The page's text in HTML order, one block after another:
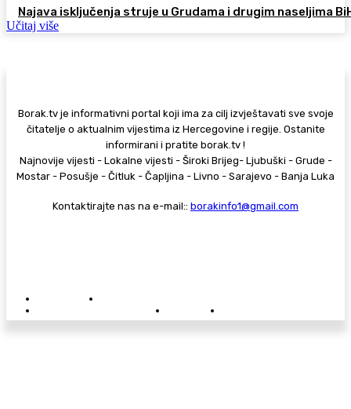
Najava isključenja struje u Grudama i drugim naseljima
Učitaj više
Borak.tv je informativni portal koji ima za cilj izvještavati sve svoje
čitatelje o aktualnim vijestima iz Hercegovine i regije. Ostanite
informirani i pratite borak.tv !
Najnovije vijesti - Lokalne vijesti - Široki Brijeg- Ljubuški - Grude -
Mostar - Posušje - Čitluk - Čapljina - Livno - Sarajevo - Banja Luka
Kontaktirajte nas na e-mail:: borakinfo1@gmail.com